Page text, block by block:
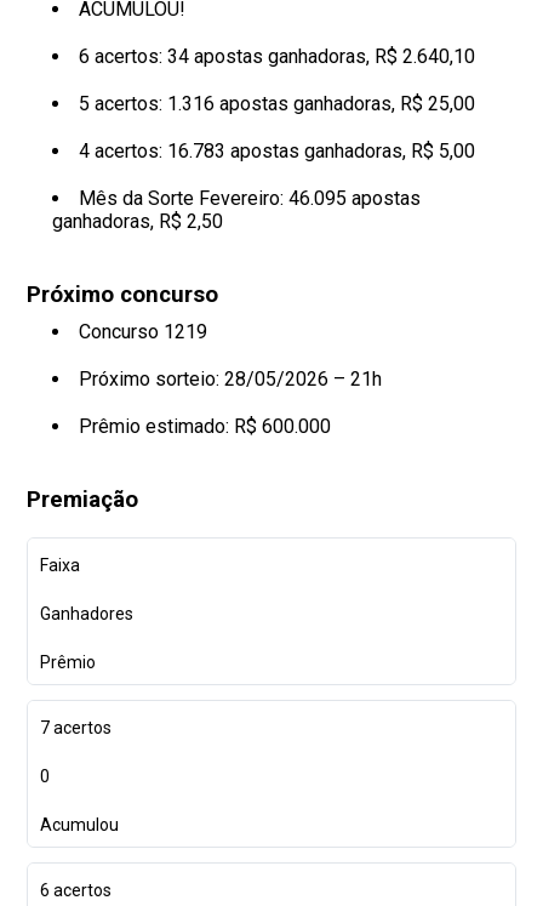
ACUMULOU!
6 acertos: 34 apostas ganhadoras, R$ 2.640,10
5 acertos: 1.316 apostas ganhadoras, R$ 25,00
4 acertos: 16.783 apostas ganhadoras, R$ 5,00
Mês da Sorte Fevereiro: 46.095 apostas
ganhadoras, R$ 2,50
Próximo concurso
Concurso 1219
Próximo sorteio: 28/05/2026 – 21h
Prêmio estimado: R$ 600.000
Premiação
Faixa
Ganhadores
Prêmio
7 acertos
0
Acumulou
6 acertos